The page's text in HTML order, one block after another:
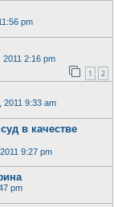
pm
2:16 pm
1 2
2011 9:33 am
в качестве
9:27 pm
pm